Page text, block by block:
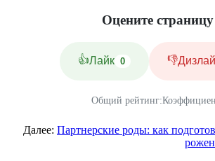
Оцените страницу
👍Лайк 0 👎
Общий рейтинг:
Далее: Партнерские роды: как